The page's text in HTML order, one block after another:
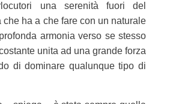
una serenità fuori del
che ha a che fare con un naturale
armonia verso se stesso
unita ad una grande forza
di dominare qualunque tipo di